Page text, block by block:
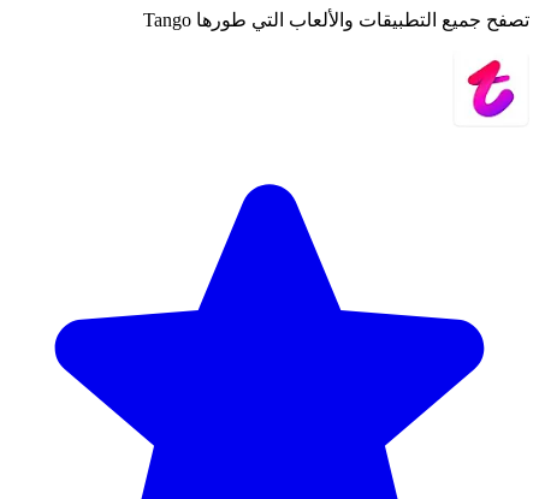
تصفح جميع التطبيقات والألعاب التي طورها Tango